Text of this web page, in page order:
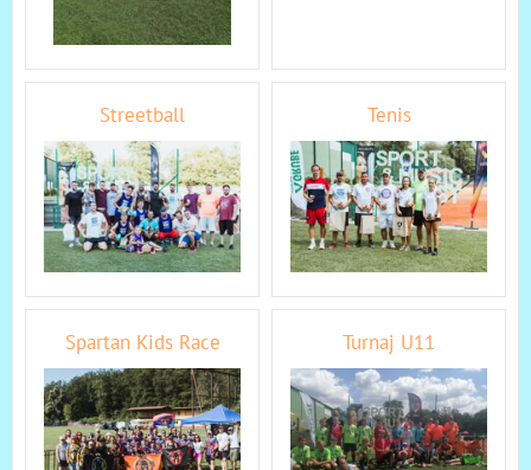
Streetball Tenis
Spartan Kids Race Turnaj U11